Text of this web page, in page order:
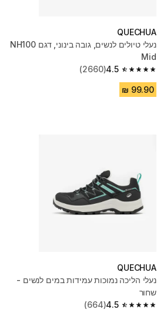
QUECHUA
נעלי טיולים לנשים, גובה בינוני, דגם NH100
Mid
4.5
4.5 out of 5 stars from 2660 reviews
(2660)
QUECHUA
נעלי הליכה נמוכות עמידות במים לנשים -
שחור
4.5
4.5 out of 5 stars from 664 reviews
(664)